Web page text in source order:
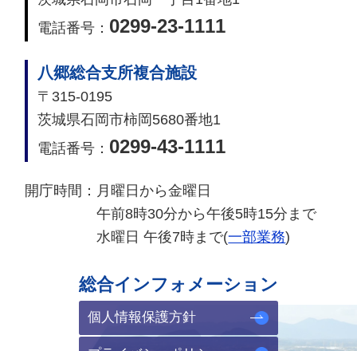
電話番号： 0299-23-1111
八郷総合支所複合施設
〒315-0195
茨城県石岡市柿岡5680番地1
電話番号： 0299-43-1111
開庁時間： 月曜日から金曜日
午前8時30分から午後5時15分まで
水曜日 午後7時まで(一部業務)
総合インフォメーション
個人情報保護方針